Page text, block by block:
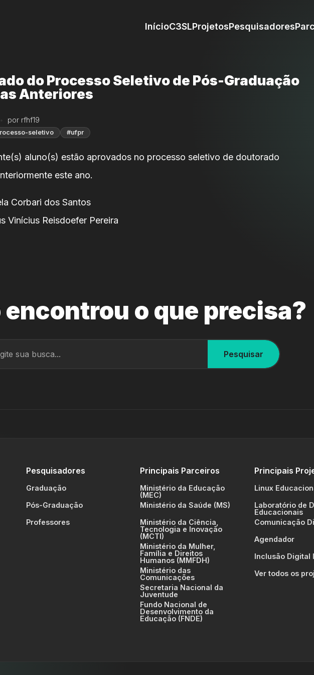
InícioC3SLProjetosPesquisadores
do Processo Seletivo de Pós-Graduação
Anteriores
por rfhf19
seletivo #ufpr
aluno(s) estão aprovados no processo seletivo de doutorado
este ano.
Corbari dos Santos
Vinícius Reisdoefer Pereira
encontrou o que precisa?
Pesquisar
Pesquisadores
Graduação
Pós-Graduação
Professores
Principais Parceiros
Ministério da Educação
(MEC)
Ministério da Saúde (MS)
Ministério da Ciência,
Tecnologia e Inovação
(MCTI)
Ministério da Mulher,
Família e Direitos
Humanos (MMFDH)
Ministério das
Comunicações
Secretaria Nacional da
Juventude
Fundo Nacional de
Desenvolvimento da
Educação (FNDE)
Principais
Linux
Laboratório de
Educacionais
Comunicação
Agendador
Inclusão Digital
Ver todos os